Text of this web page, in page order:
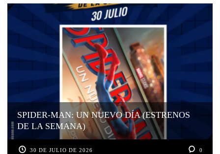
SPIDER-MAN: UN NUEVO DÍA (ESTRENOS
DE LA SEMANA)
30 DE JULIO DE 2026 0